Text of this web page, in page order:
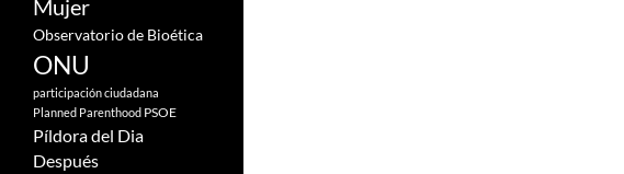
Mujer
Observatorio de Bioética
ONU
participación ciudadana
Planned Parenthood PSOE
Píldora del Dia
Después